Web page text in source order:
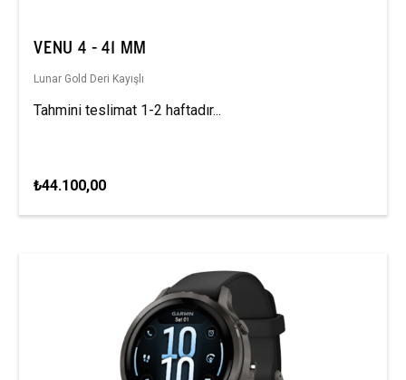
VENU 4 - 41 MM
Lunar Gold Deri Kayışlı
Tahmini teslimat 1-2 haftadır...
₺44.100,00